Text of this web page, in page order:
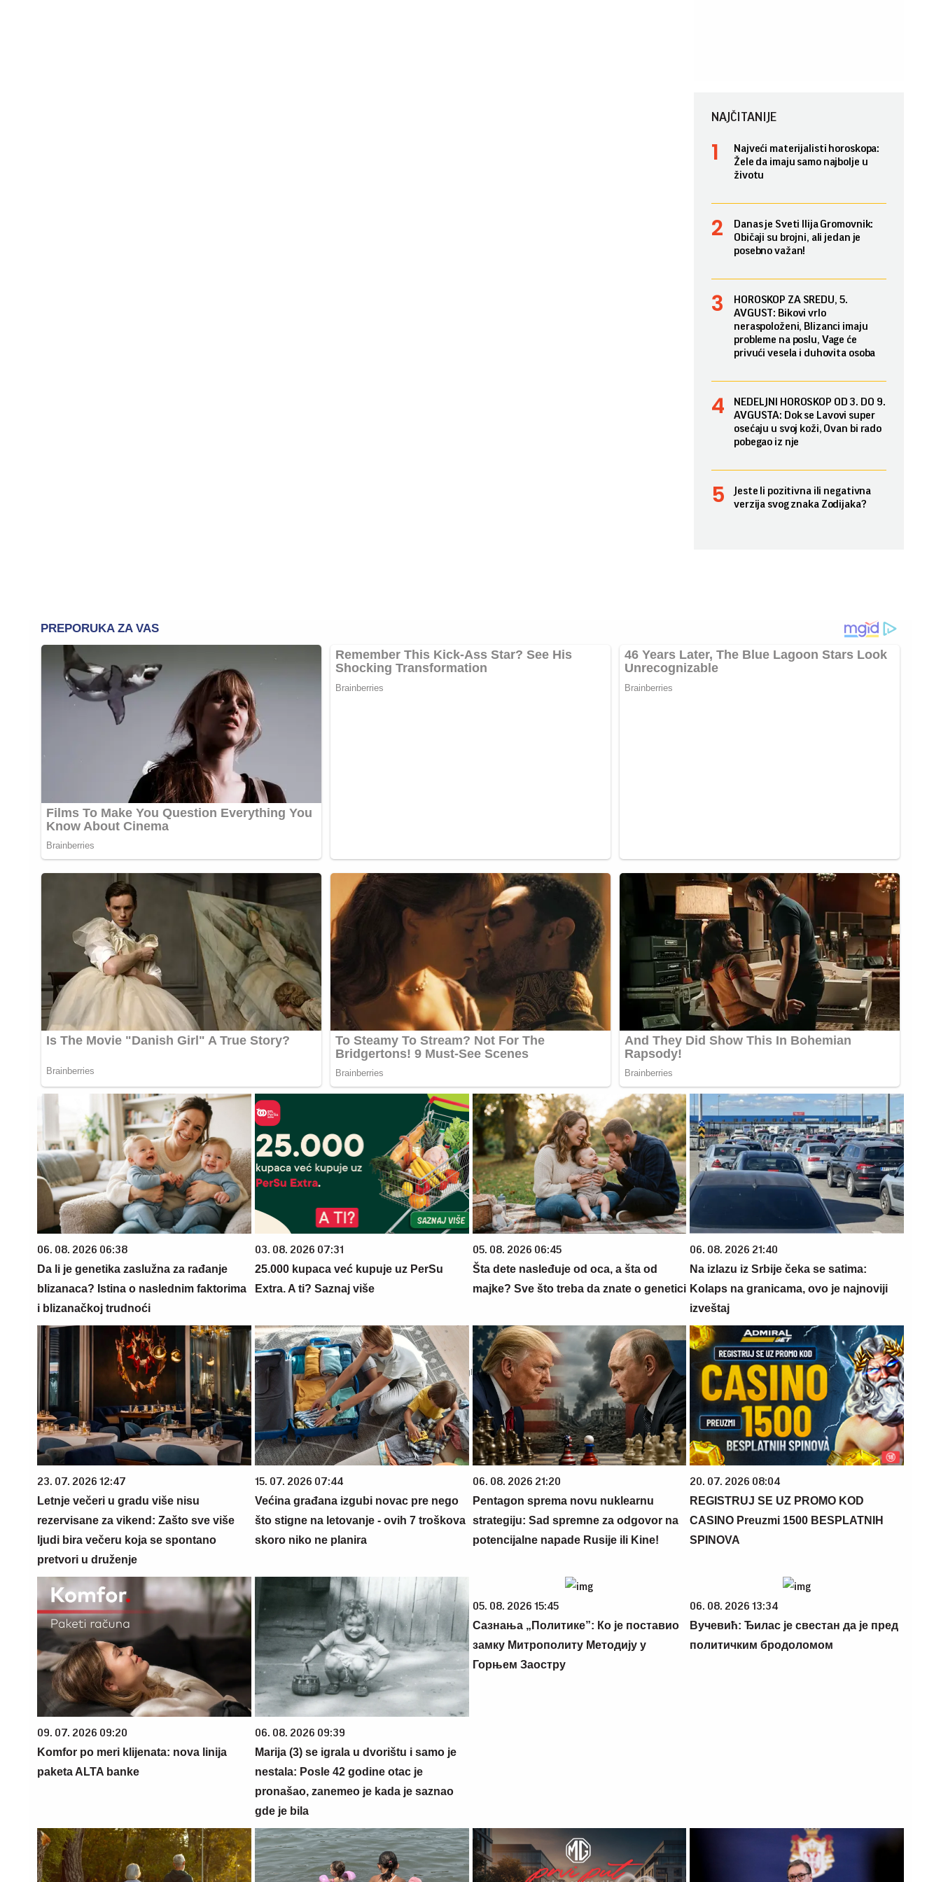
NAJČITANIJE
Najveći materijalisti horoskopa:
Žele da imaju samo najbolje u
životu
Danas je Sveti Ilija Gromovnik:
Običaji su brojni, ali jedan je
posebno važan!
HOROSKOP ZA SREDU, 5.
AVGUST: Bikovi vrlo
neraspoloženi, Blizanci imaju
probleme na poslu, Vage će
privući vesela i duhovita osoba
NEDELJNI HOROSKOP OD 3. DO 9.
AVGUSTA: Dok se Lavovi super
osećaju u svoj koži, Ovan bi rado
pobegao iz nje
Jeste li pozitivna ili negativna
verzija svog znaka Zodijaka?
06. 08. 2026 06:38
Da li je genetika zaslužna za rađanje
blizanaca? Istina o naslednim faktorima
i blizanačkoj trudnoći
03. 08. 2026 07:31
25.000 kupaca već kupuje uz PerSu
Extra. A ti? Saznaj više
05. 08. 2026 06:45
Šta dete nasleđuje od oca, a šta od
majke? Sve što treba da znate o genetici
06. 08. 2026 21:40
Na izlazu iz Srbije čeka se satima:
Kolaps na granicama, ovo je najnoviji
izveštaj
23. 07. 2026 12:47
Letnje večeri u gradu više nisu
rezervisane za vikend: Zašto sve više
ljudi bira večeru koja se spontano
pretvori u druženje
15. 07. 2026 07:44
Većina građana izgubi novac pre nego
što stigne na letovanje - ovih 7 troškova
skoro niko ne planira
06. 08. 2026 21:20
Pentagon sprema novu nuklearnu
strategiju: Sad spremne za odgovor na
potencijalne napade Rusije ili Kine!
20. 07. 2026 08:04
REGISTRUJ SE UZ PROMO KOD
CASINO Preuzmi 1500 BESPLATNIH
SPINOVA
09. 07. 2026 09:20
Komfor po meri klijenata: nova linija
paketa ALTA banke
06. 08. 2026 09:39
Marija (3) se igrala u dvorištu i samo je
nestala: Posle 42 godine otac je
pronašao, zanemeo je kada je saznao
gde je bila
05. 08. 2026 15:45
Сазнања „Политике”: Ко је поставио
замку Митрополиту Методију у
Горњем Заостру
06. 08. 2026 13:34
Вучевић: Ђилас је свестан да је пред
политичким бродоломом